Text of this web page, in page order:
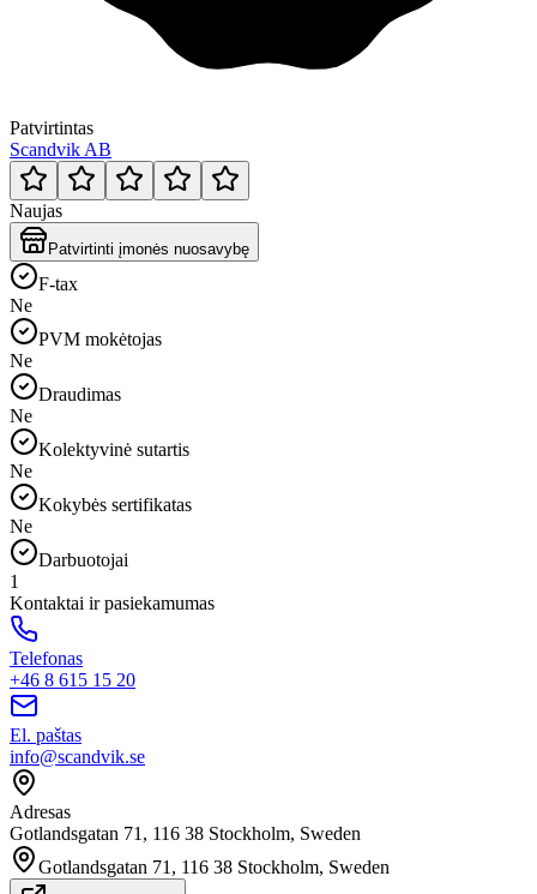
Patvirtintas
Scandvik AB
Naujas
Patvirtinti įmonės nuosavybę
F-tax
Ne
PVM mokėtojas
Ne
Draudimas
Ne
Kolektyvinė sutartis
Ne
Kokybės sertifikatas
Ne
Darbuotojai
1
Kontaktai ir pasiekamumas
Telefonas
+46 8 615 15 20
El. paštas
info@scandvik.se
Adresas
Gotlandsgatan 71, 116 38 Stockholm, Sweden
Gotlandsgatan 71, 116 38 Stockholm, Sweden